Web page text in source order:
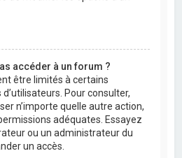
accéder à un forum ?
être limités à certains
Pour consulter,
n’importe quelle autre action,
adéquates. Essayez
ou un administrateur du
un accès.